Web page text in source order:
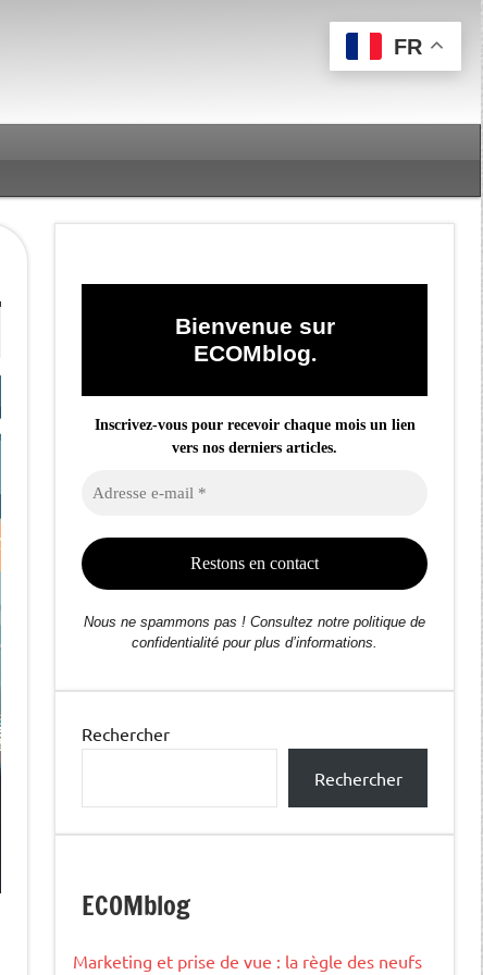
Bienvenue sur
ECOMblog.
Inscrivez-vous pour recevoir chaque mois un lien
vers nos derniers articles.
e-
Nous ne spammons pas ! Consultez notre politique de
confidentialité pour plus d’informations.
Rechercher
Rechercher
ECOMblog
Marketing et prise de vue : la règle des neufs
FR